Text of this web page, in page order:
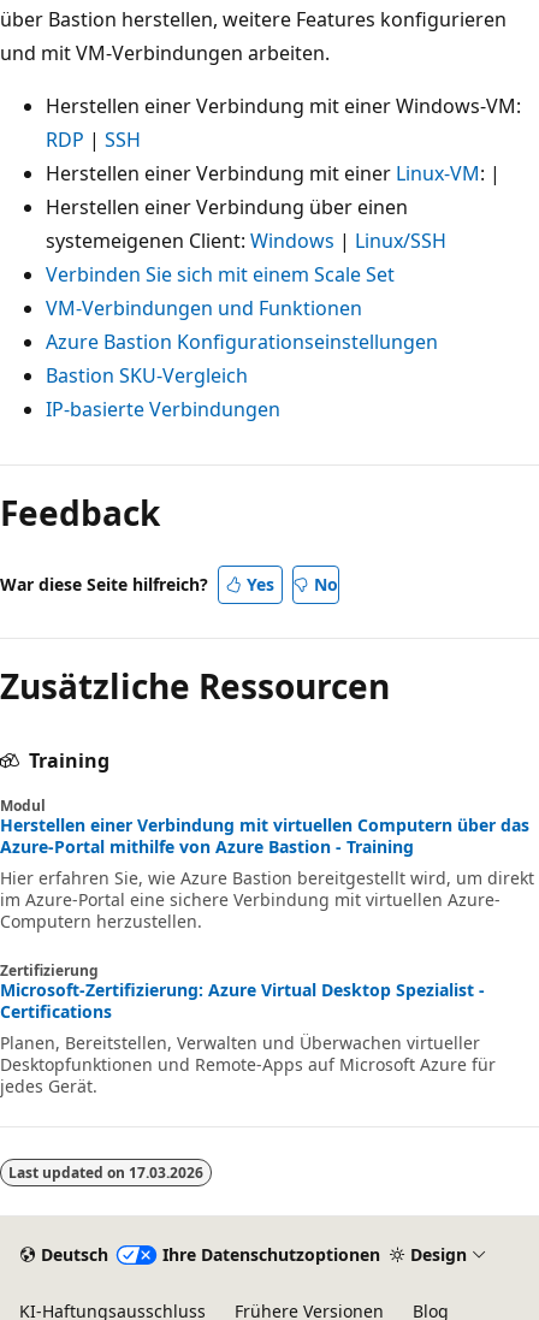
über Bastion herstellen, weitere Features konfigurieren
und mit VM-Verbindungen arbeiten.
Herstellen einer Verbindung mit einer Windows-VM:
RDP | SSH
Herstellen einer Verbindung mit einer Linux-VM: |
Herstellen einer Verbindung über einen
systemeigenen Client: Windows | Linux/SSH
Verbinden Sie sich mit einem Scale Set
VM-Verbindungen und Funktionen
Azure Bastion Konfigurationseinstellungen
Bastion SKU-Vergleich
IP-basierte Verbindungen
Feedback
War diese Seite hilfreich? Yes No
Zusätzliche Ressourcen
Training
Modul
Herstellen einer Verbindung mit virtuellen Computern über das
Azure-Portal mithilfe von Azure Bastion - Training
Hier erfahren Sie, wie Azure Bastion bereitgestellt wird, um direkt
im Azure-Portal eine sichere Verbindung mit virtuellen Azure-
Computern herzustellen.
Zertifizierung
Microsoft-Zertifizierung: Azure Virtual Desktop Spezialist -
Certifications
Planen, Bereitstellen, Verwalten und Überwachen virtueller
Desktopfunktionen und Remote-Apps auf Microsoft Azure für
jedes Gerät.
Last updated on 17.03.2026
Deutsch Ihre Datenschutzoptionen Design
KI-Haftungsausschluss Frühere Versionen Blog